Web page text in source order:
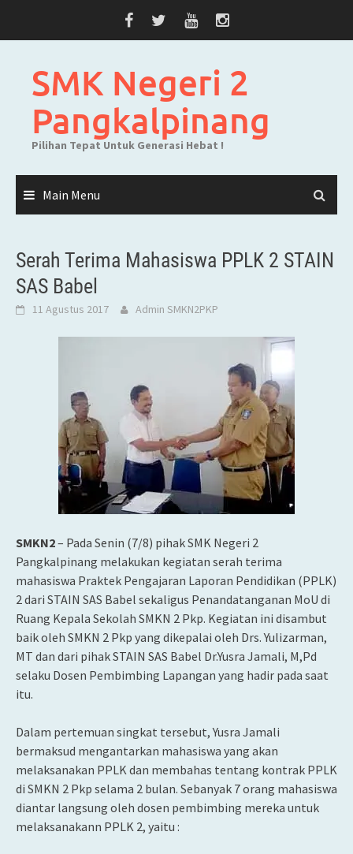
SMK Negeri 2
Pangkalpinang
Pilihan Tepat Untuk Generasi Hebat !
Main Menu
Serah Terima Mahasiswa PPLK 2 STAIN
SAS Babel
11 Agustus 2017 Admin SMKN2PKP
SMKN2– Pada Senin (7/8) pihak SMK Negeri 2
Pangkalpinang melakukan kegiatan serah terima
mahasiswa Praktek Pengajaran Laporan Pendidikan (PPLK)
2 dari STAIN SAS Babel sekaligus Penandatanganan MoU di
Ruang Kepala Sekolah SMKN 2 Pkp. Kegiatan ini disambut
baik oleh SMKN 2 Pkp yang dikepalai oleh Drs. Yulizarman,
MT dan dari pihak STAIN SAS Babel Dr.Yusra Jamali, M,Pd
selaku Dosen Pembimbing Lapangan yang hadir pada saat
itu.
Dalam pertemuan singkat tersebut, Yusra Jamali
bermaksud mengantarkan mahasiswa yang akan
melaksanakan PPLK dan membahas tentang kontrak PPLK
di SMKN 2 Pkp selama 2 bulan. Sebanyak 7 orang mahasiswa
diantar langsung oleh dosen pembimbing mereka untuk
melaksanakann PPLK 2, yaitu :